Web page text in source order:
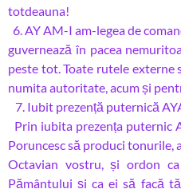
totdeauna!
6. AY AM-I am-legea de
guvernează în pacea
peste tot. Toate rutele
numita autoritate, acum și
7. Iubit prezență puternică
Prin iubita prezența puternic
Poruncesc să produci tonurile,
Octavian vostru, și ordon
Pământului și ca ei să facă